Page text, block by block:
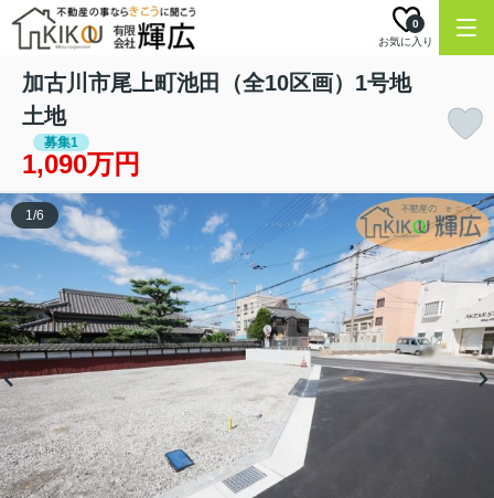
お気に入り
0
加古川市尾上町池田（全10区画）1号地
土地
募集1
1,090万円
1/6